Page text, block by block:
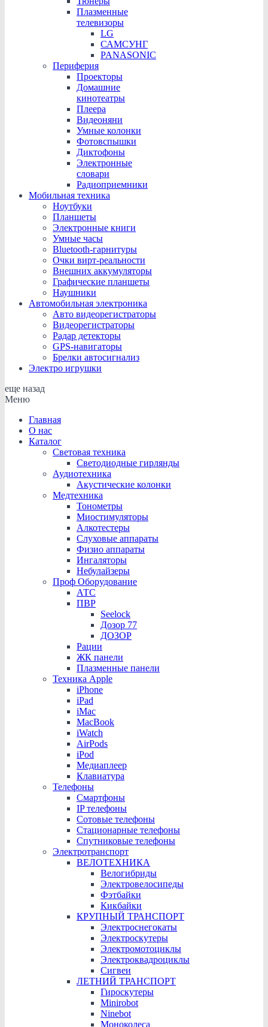
Плазменные
телевизоры
LG
САМСУНГ
PANASONIC
Периферия
Проекторы
Домашние
кинотеатры
Плеера
Видеоняни
Умные колонки
Фотовспышки
Диктофоны
Электронные
словари
Радиоприемники
Мобильная техника
Ноутбуки
Планшеты
Электронные книги
Умные часы
Bluetooth-гарнитуры
Очки вирт-реальности
Внешних аккумуляторы
Графические планшеты
Наушники
Автомобильная электроника
Авто видеорегистраторы
Видеорегистраторы
Радар детекторы
GPS-навигаторы
Брелки автосигнализ
Электро игрушки
еще назад
Меню
Главная
О нас
Каталог
Световая техника
Светодиодные гирлянды
Аудиотехника
Акустические колонки
Медтехника
Тонометры
Миостимуляторы
Алкотестеры
Слуховые аппараты
Физио аппараты
Ингаляторы
Небулайзеры
Проф Оборудование
АТС
ПВР
Seelock
Дозор 77
ДОЗОР
Рации
ЖК панели
Плазменные панели
Техника Apple
iPhone
iPad
iMac
MacBook
iWatch
AirPods
iPod
Медиаплеер
Клавиатура
Телефоны
Смартфоны
IP телефоны
Сотовые телефоны
Стационарные телефоны
Cпутниковые телефоны
Электротранспорт
ВЕЛОТЕХНИКА
Велогибриды
Электровелосипеды
Фэтбайки
Кикбайки
КРУПНЫЙ ТРАНСПОРТ
Электроснегокаты
Электроскутеры
Электромотоциклы
Электроквадроциклы
Сигвеи
ЛЕТНИЙ ТРАНСПОРТ
Гироскутеры
Minirobot
Ninebot
Моноколеса